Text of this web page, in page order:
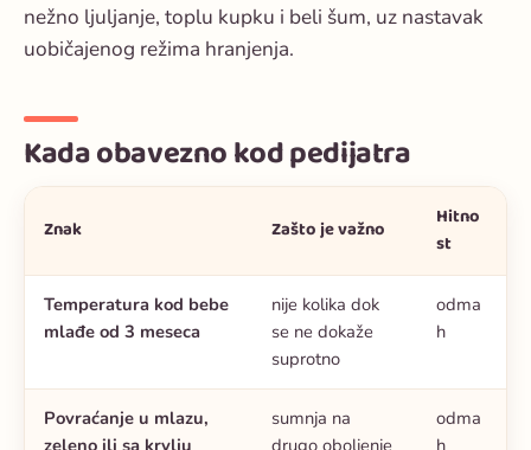
nežno ljuljanje, toplu kupku i beli šum, uz nastavak
uobičajenog režima hranjenja.
Kada obavezno kod pedijatra
Znak Zašto je važno
Hitno
st
Temperatura kod bebe
mlađe od 3 meseca
nije kolika dok
se ne dokaže
suprotno
odma
h
Povraćanje u mlazu,
sumnja na
odma